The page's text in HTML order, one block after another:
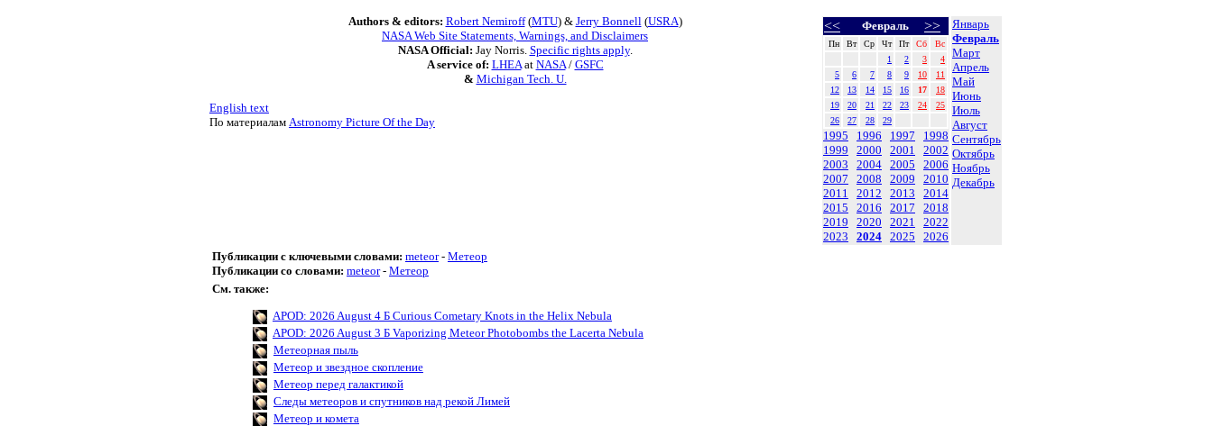
<< Февраль >>
Пн Вт Ср Чт Пт Сб
Вс
1
2 3
4
5
6 7 8 9 10
11
12
13 14 15 16 17
18
19
20 21 22 23 24
25
26
27 28 29
1995 1996 1997
1998
1999
2000 2001
2002
2003
2004 2005
2006
2007
2008 2009
2010
2011
2012 2013
2014
2015
2016 2017
2018
2019
2020 2021
2022
2023
2024 2025 2026
Январь
Февраль
Март
Апрель
Май
Июнь
Июль
Август
Сентябрь
Октябрь
Ноябрь
Декабрь
Authors & editors: Robert Nemiroff(MTU) & Jerry Bonnell(USRA)
NASA Web Site Statements, Warnings, and Disclaimers
NASA Official: Jay Norris. Specific rights apply.
A service of: LHEAat NASA/ GSFC
& Michigan Tech. U.
English text
По материалам Astronomy Picture Of the Day
Публикации с ключевыми словами: meteor- Метеор
Публикации со словами: meteor- Метеор
См. также:
APOD: 2026 August 4 Б Curious Cometary Knots in the Helix Nebula
APOD: 2026 August 3 Б Vaporizing Meteor Photobombs the Lacerta Nebula
Метеорная пыль
Метеор и звездное скопление
Метеор перед галактикой
Следы метеоров и спутников над рекой Лимей
Метеор и комета